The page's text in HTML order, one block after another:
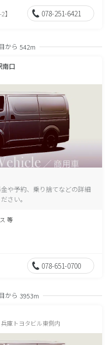
078-251-6421
から 542m
南口
や予約、乗り捨てなどの詳細
さい。
等
078-651-0700
から 3953m
庫トヨタビル東側内